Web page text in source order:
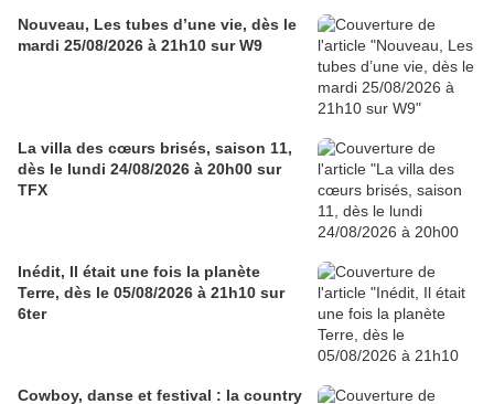
Nouveau, Les tubes d’une vie, dès le
mardi 25/08/2026 à 21h10 sur W9
La villa des cœurs brisés, saison 11,
dès le lundi 24/08/2026 à 20h00 sur
TFX
Inédit, Il était une fois la planète
Terre, dès le 05/08/2026 à 21h10 sur
6ter
Cowboy, danse et festival : la country